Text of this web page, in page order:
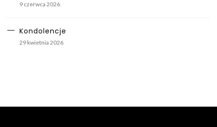
9 czerwca 2026
Kondolencje
29 kwietnia 2026